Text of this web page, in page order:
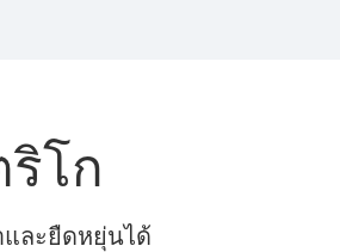
โก
และยืดหยุ่นได้